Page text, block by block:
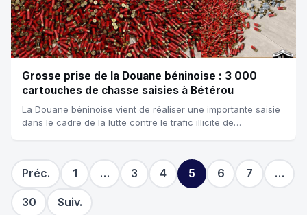
Grosse prise de la Douane béninoise : 3 000
cartouches de chasse saisies à Bétérou
La Douane béninoise vient de réaliser une importante saisie
dans le cadre de la lutte contre le trafic illicite de
Préc. 1 … 3 4 5 6 7 …
30 Suiv.